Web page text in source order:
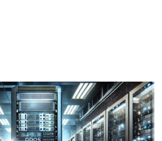
畅cn2服务器则是在此基础上的进